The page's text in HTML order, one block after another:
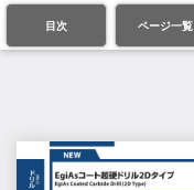
目次 ページ一覧